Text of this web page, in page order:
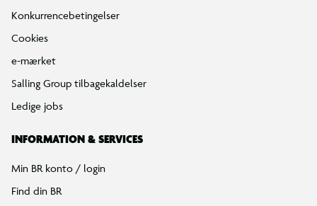
Konkurrencebetingelser
Cookies
e-mærket
Salling Group tilbagekaldelser
Ledige jobs
INFORMATION & SERVICES
Min BR konto / login
Find din BR